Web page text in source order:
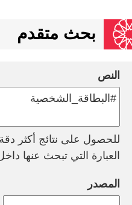
بحث متقدم
النص
للحصول على نتائج أكثر
العبارة التي تبحث عنها
المصدر